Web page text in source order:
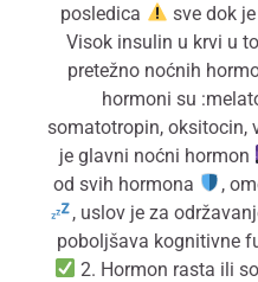
posledica
sve dok
Visok insulin u krvi u
pretežno noćnih
hormoni su
somatotropin, oksitocin,
je glavni noćni hormon
od svih hormona
,
, uslov je za
poboljšava kognitivne
2. Hormon rasta ili